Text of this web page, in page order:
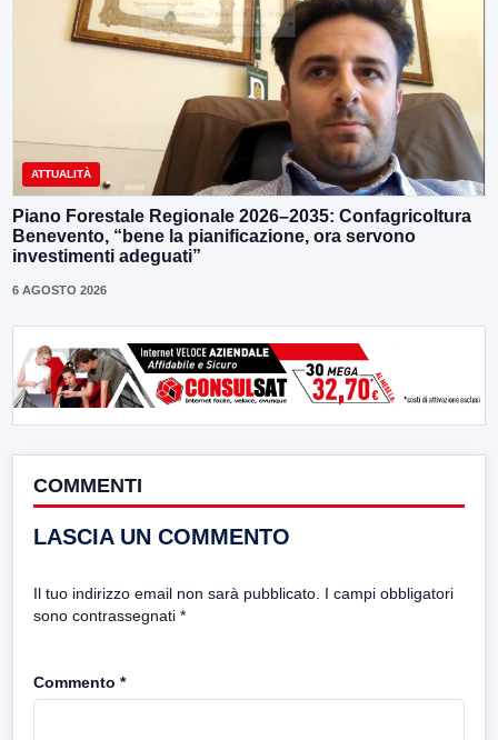
ATTUALITÀ
Piano Forestale Regionale 2026–2035: Confagricoltura
Benevento, “bene la pianificazione, ora servono
investimenti adeguati”
6 AGOSTO 2026
COMMENTI
LASCIA UN COMMENTO
Il tuo indirizzo email non sarà pubblicato. I campi obbligatori
sono contrassegnati *
Commento *